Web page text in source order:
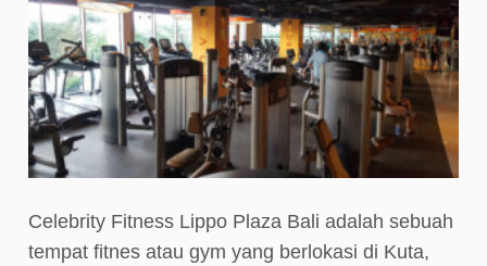
Celebrity Fitness Lippo Plaza Bali adalah sebuah
tempat fitnes atau gym yang berlokasi di Kuta,